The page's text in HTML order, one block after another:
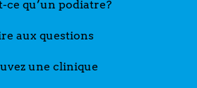
ce qu’un podiatre?
aux questions
une clinique